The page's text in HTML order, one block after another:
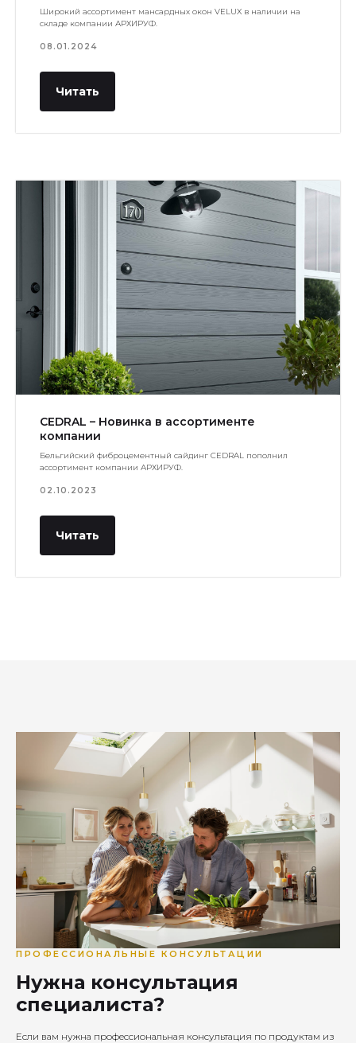
Широкий ассортимент мансардных окон VELUX в наличии на
складе компании АРХИРУФ.
08.01.2024
Читать
CEDRAL – Новинка в ассортименте
компании
Бельгийский фиброцементный сайдинг CEDRAL пополнил
ассортимент компании АРХИРУФ.
02.10.2023
Читать
ПРОФЕССИОНАЛЬНЫЕ КОНСУЛЬТАЦИИ
Нужна консультация
специалиста?
Если вам нужна профессиональная консультация по продуктам из